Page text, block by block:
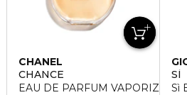
CHANEL
CHANCE
EAU DE PARFUM
SÌ
Sì